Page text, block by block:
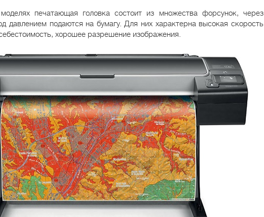
печатающая головка состоит из множества форсунок, через
давлением подаются на бумагу. Для них характерна высокая скорость
хорошее разрешение изображения.